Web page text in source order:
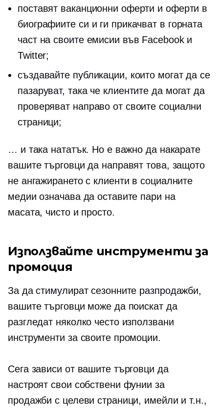
поставят ваканционни оферти и оферти в
биографиите си и ги прикачват в горната
част на своите емисии във Facebook и
Twitter;
създавайте публикации, които могат да се
пазаруват, така че клиентите да могат да
проверяват направо от своите социални
страници;
… и така нататък. Но е важно да накарате
вашите търговци да направят това, защото
не ангажирането с клиенти в социалните
медии означава да оставите пари на
масата, чисто и просто.
Използвайте инструменти за
промоция
За да стимулират сезонните разпродажби,
вашите търговци може да поискат да
разгледат няколко често използвани
инструменти за своите промоции.
Сега зависи от вашите търговци да
настроят свои собствени фунии за
продажби с целеви страници, имейли и т.н.,